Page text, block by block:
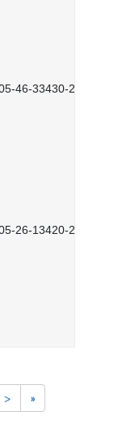
46-33430-2601
26-13420-2601
> »